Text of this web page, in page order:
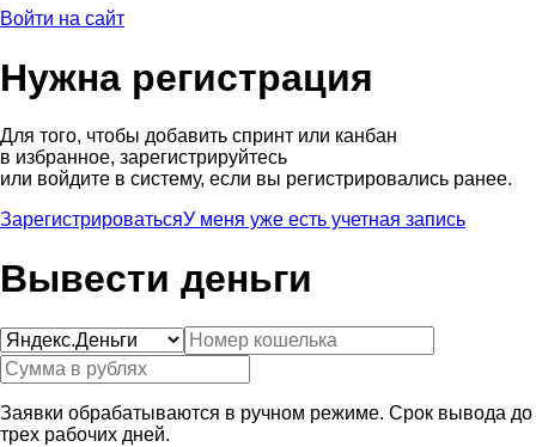
Войти на сайт
Нужна регистрация
Для того, чтобы добавить спринт или канбан
в избранное, зарегистрируйтесь
или войдите в систему, если вы регистрировались ранее.
ЗарегистрироватьсяУ меня уже есть учетная запись
Вывести деньги
Заявки обрабатываются в ручном режиме. Срок вывода до
трех рабочих дней.